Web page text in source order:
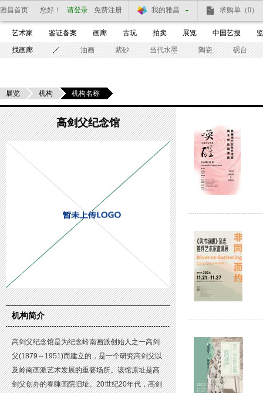
雅昌首页 您好！ 请登录 免费注册 我的雅昌 求购单 （0）
艺术家 鉴证备案 画廊 古玩 拍卖 展览 中国艺搜
找画廊 油画 紫砂 当代水墨 陶瓷 砚台
展览 机构 机构名称
高剑父纪念馆
机构简介
高剑父纪念馆是为纪念岭南画派创始人之一高剑
父(1879～1951)而建立的，是一个研究高剑父以
及岭南画派艺术发展的重要场所。该馆原址是高
剑父创办的春睡画院旧址。20世纪20年代，高剑